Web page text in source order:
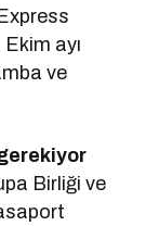
ayı
ve
Birliği ve